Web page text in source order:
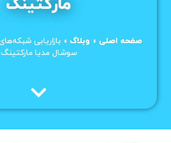
مارکتینگ
صفحه اصلی » وبلاگ »
سوشال مدیا مارکتینگ